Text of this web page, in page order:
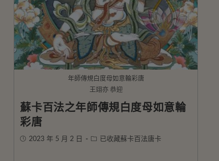
年師傳規白度母如意輪彩唐
王翊亦 恭迎
蘇卡百法之年師傳規白度母如意輪
彩唐
2023 年 5 月 2 日 已收藏蘇卡百法唐卡